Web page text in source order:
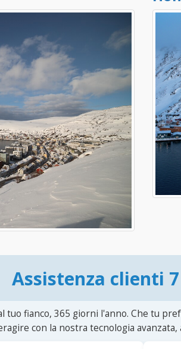
Assistenza clienti
tuo fianco, 365 giorni l'anno. Che tu
con la nostra tecnologia